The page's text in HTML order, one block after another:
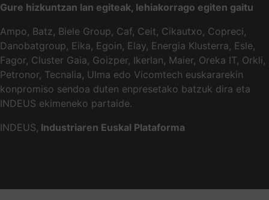
Gure hizkuntzan lan egiteak, lehiakorrago egiten gaitu
Ampo, Batz, Biele Group, Caf, Ceit, Cikautxo, Copreci,
Danobatgroup, Eika, Egoin, Elay, Energia Klusterra, Esle,
Fagor, Cluster Gaia, Goizper, Ikerlan, Maier, Oreka IT, Orkli,
Petronor, Tecnalia, Ulma edo Vicomtech euskararekin
konpromiso sendoa duten enpresetako batzuk dira eta
INDEUS ekimeneko partaide.
INDEUS, Industriaren Euskal Plataforma